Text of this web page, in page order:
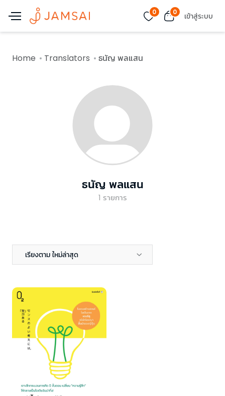
0 0 เข้าสู่ระบบ
Home Translators ธนัญ พลแสน
ธนัญ พลแสน
1 รายการ
เรียงตาม ใหม่ล่าสุด